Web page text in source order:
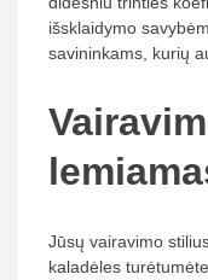
išsklaidymo
savininkams, kurių
Jūsų vairavimo
kaladėles